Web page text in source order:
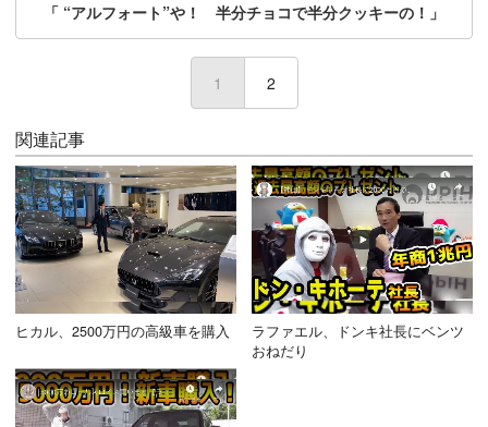
「 “アルフォート”や！ 半分チョコで半分クッキーの！」
1 (current)
2
関連記事
ヒカル、2500万円の高級車を購入
ラファエル、ドンキ社長にベンツ
おねだり